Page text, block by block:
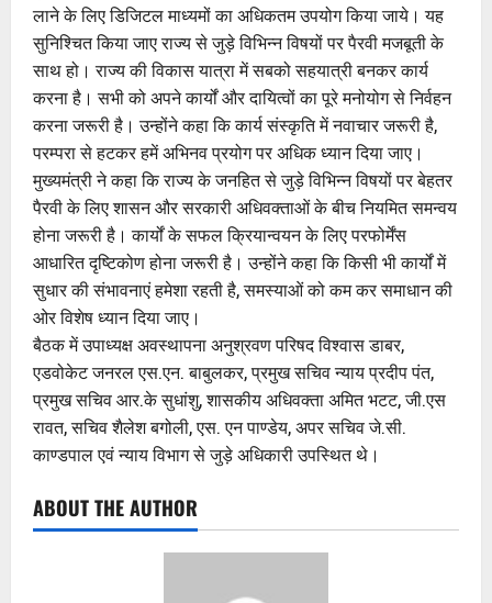
लाने के लिए डिजिटल माध्यमों का अधिकतम उपयोग किया जाये। यह
सुनिश्चित किया जाए राज्य से जुड़े विभिन्न विषयों पर पैरवी मजबूती के
साथ हो। राज्य की विकास यात्रा में सबको सहयात्री बनकर कार्य
करना है। सभी को अपने कार्यों और दायित्वों का पूरे मनोयोग से निर्वहन
करना जरूरी है। उन्होंने कहा कि कार्य संस्कृति में नवाचार जरूरी है,
परम्परा से हटकर हमें अभिनव प्रयोग पर अधिक ध्यान दिया जाए।
मुख्यमंत्री ने कहा कि राज्य के जनहित से जुड़े विभिन्न विषयों पर बेहतर
पैरवी के लिए शासन और सरकारी अधिवक्ताओं के बीच नियमित समन्वय
होना जरूरी है। कार्यों के सफल क्रियान्वयन के लिए परफोर्मेंस
आधारित दृष्टिकोण होना जरूरी है। उन्होंने कहा कि किसी भी कार्यों में
सुधार की संभावनाएं हमेशा रहती है, समस्याओं को कम कर समाधान की
ओर विशेष ध्यान दिया जाए।
बैठक में उपाध्यक्ष अवस्थापना अनुश्रवण परिषद विश्वास डाबर,
एडवोकेट जनरल एस.एन. बाबुलकर, प्रमुख सचिव न्याय प्रदीप पंत,
प्रमुख सचिव आर.के सुधांशु, शासकीय अधिवक्ता अमित भटट, जी.एस
रावत, सचिव शैलेश बगोली, एस. एन पाण्डेय, अपर सचिव जे.सी.
काण्डपाल एवं न्याय विभाग से जुड़े अधिकारी उपस्थित थे।
ABOUT THE AUTHOR